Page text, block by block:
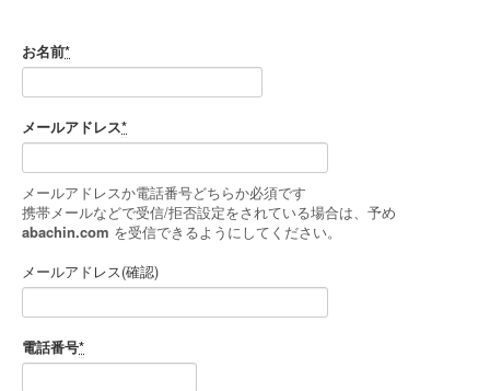
お名前*
メールアドレス*
メールアドレスか電話番号どちらか必須です
携帯メールなどで受信/拒否設定をされている場合は、予め
abachin.com を受信できるようにしてください。
メールアドレス(確認)
電話番号*